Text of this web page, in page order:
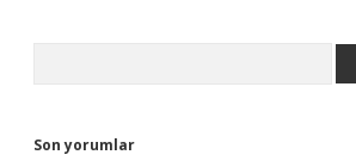
Son yorumlar